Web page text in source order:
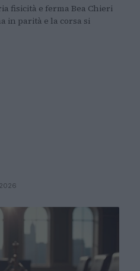
fisicità e ferma Bea Chieri
in parità e la corsa si